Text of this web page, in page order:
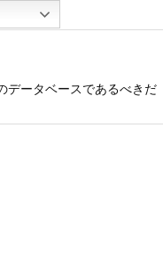
データベースであるべきだ